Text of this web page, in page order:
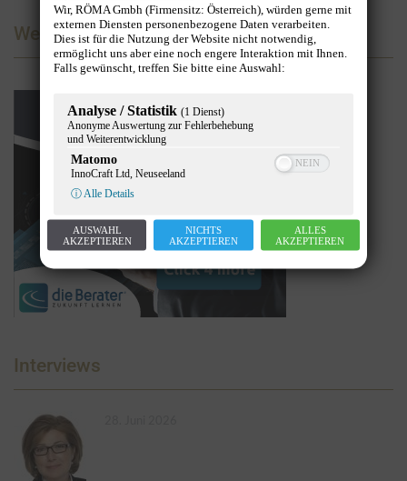
Werbung
Interviews
Wir, RÖMA Gmbh (Firmensitz: Österreich), würden gerne mit
externen Diensten personenbezogene Daten verarbeiten.
Dies ist für die Nutzung der Website nicht notwendig,
ermöglicht uns aber eine noch engere Interaktion mit Ihnen.
Falls gewünscht, treffen Sie bitte eine Auswahl:
Analyse / Statistik (1 Dienst)
Anonyme Auswertung zur Fehlerbehebung
und Weiterentwicklung
Matomo
InnoCraft Ltd, Neuseeland
ⓘ Alle Details
AUSWAHL
AKZEPTIEREN
NICHTS
AKZEPTIEREN
ALLES
AKZEPTIEREN